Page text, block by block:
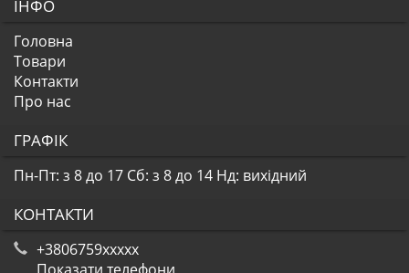
ІНФО
Головна
Товари
Контакти
Про нас
ГРАФІК
Пн-Пт: з 8 до 17 Сб: з 8 до 14 Нд: вихідний
КОНТАКТИ
+3806759xxxxx